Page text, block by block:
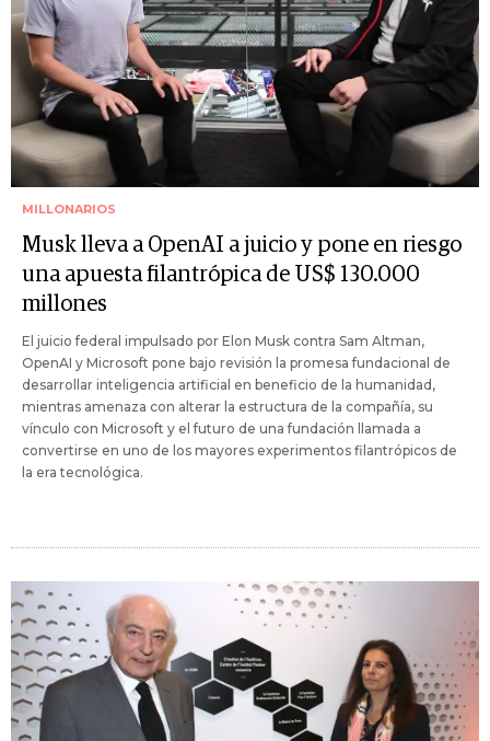
MILLONARIOS
Musk lleva a OpenAI a juicio y pone en riesgo
una apuesta filantrópica de US$ 130.000
millones
El juicio federal impulsado por Elon Musk contra Sam Altman,
OpenAI y Microsoft pone bajo revisión la promesa fundacional de
desarrollar inteligencia artificial en beneficio de la humanidad,
mientras amenaza con alterar la estructura de la compañía, su
vínculo con Microsoft y el futuro de una fundación llamada a
convertirse en uno de los mayores experimentos filantrópicos de
la era tecnológica.